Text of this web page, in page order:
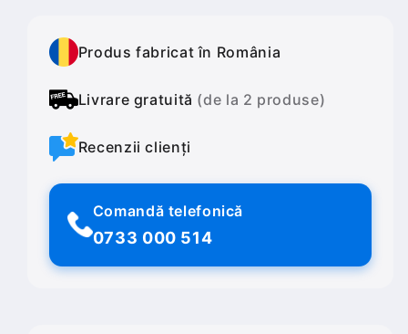
Produs fabricat în România
Livrare gratuită (de la 2 produse)
Recenzii clienți
Comandă telefonică
0733 000 514